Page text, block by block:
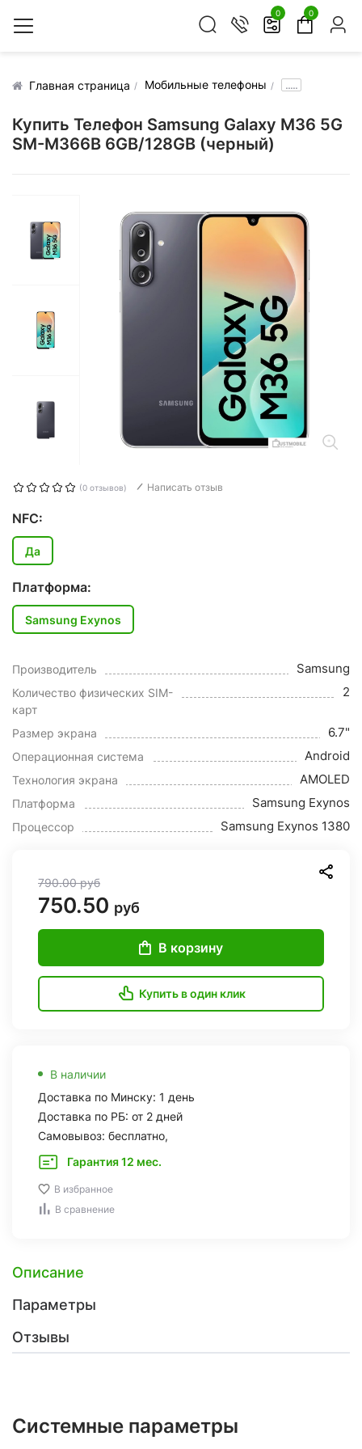
0 0
Главная страница Мобильные телефоны .....
Купить Телефон Samsung Galaxy M36 5G
SM-M366B 6GB/128GB (черный)
(0 отзывов) Написать отзыв
NFC:
Да
Платформа:
Samsung Exynos
Производитель Samsung
Количество физических SIM-
карт
2
Размер экрана 6.7"
Операционная система Android
Технология экрана AMOLED
Платформа Samsung Exynos
Процессор Samsung Exynos 1380
790.00руб
750.50 руб
В корзину
Купить в один клик
В наличии
Доставка по Минску: 1 день
Доставка по РБ: от 2 дней
Самовывоз: бесплатно,
Гарантия 12 мес.
В избранное
В сравнение
Описание
Параметры
Отзывы
Системные параметры